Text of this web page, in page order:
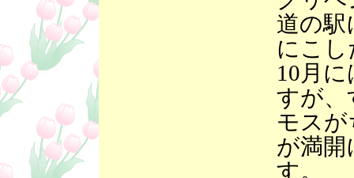
道の駅
にこ
10月
すが、
モス
が満開
す。